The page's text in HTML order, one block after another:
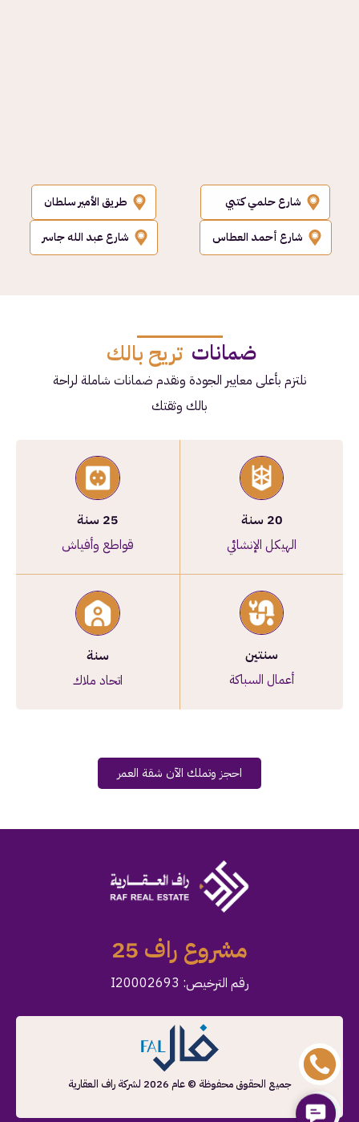
شارع حلمي كتبي طريق الأمير سلطان
شارع أحمد العطاس شارع عبد الله جاسر
ضمانات تريح بالك
نلتزم بأعلى معايير الجودة ونقدم ضمانات شاملة لراحة
بالك وثقتك
20 سنة
الهيكل الإنشائي
25 سنة
قواطع وأفياش
سنتين
أعمال السباكة
سنة
اتحاد ملاك
احجز وتملك الآن شقة العمر
مشروع راف 25
رقم الترخيص: I20002693
جميع الحقوق محفوظة © عام 2026 لشركة راف العقارية
Contact